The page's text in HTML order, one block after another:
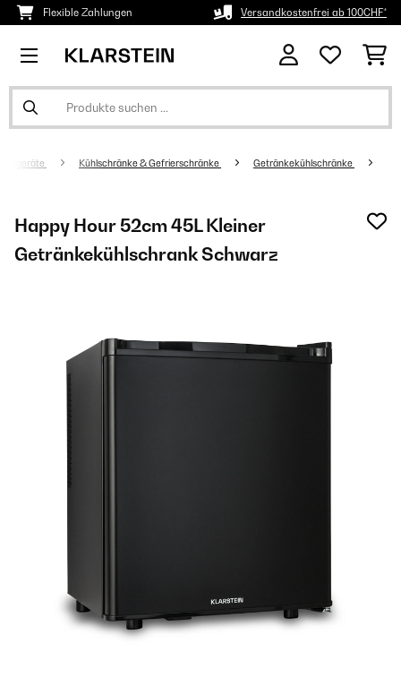
Flexible Zahlungen Versandkostenfrei ab 100CHF*
Kühlschränke & Gefrierschränke Getränkekühlschränke
Happy Hour 52cm 45L Kleiner
Getränkekühlschrank Schwarz